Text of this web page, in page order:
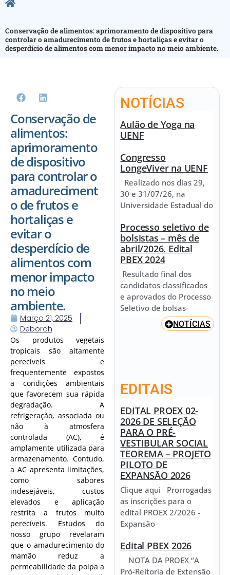
Conservação de alimentos: aprimoramento de dispositivo para
controlar o amadurecimento de frutos e hortaliças e evitar o
desperdício de alimentos com menor impacto no meio ambiente.
Conservação de
alimentos:
aprimoramento
de dispositivo
para controlar o
amadureciment
o de frutos e
hortaliças e
evitar o
desperdício de
alimentos com
menor impacto
no meio
ambiente.
Março 21, 2025
Deborah
Os produtos vegetais
tropicais são altamente
perecíveis e
frequentemente expostos
a condições ambientais
que favorecem sua rápida
degradação. A
refrigeração, associada ou
não à atmosfera
controlada (AC), é
amplamente utilizada para
armazenamento. Contudo,
a AC apresenta limitações,
como sabores
indesejáveis, custos
elevados e aplicação
restrita a frutos muito
perecíveis. Estudos do
nosso grupo revelaram
que o amadurecimento do
mamão reduz a
permeabilidade da polpa a
NOTÍCIAS
Aulão de Yoga na
UENF
Congresso
LongeViver na UENF
Realizado nos dias 29,
30 e 31/07/26, na
Universidade Estadual do
Processo seletivo de
bolsistas – mês de
abril/2026. Edital
PBEX 2024
Resultado final dos
candidatos classificados
e aprovados do Processo
Seletivo de bolsas-
NOTÍCIAS
EDITAIS
EDITAL PROEX 02-
2026 DE SELEÇÃO
PARA O PRÉ-
VESTIBULAR SOCIAL
TEOREMA – PROJETO
PILOTO DE
EXPANSÃO 2026
Clique aqui Prorrogadas
as inscrições para o
edital PROEX 2/2026 -
Expansão
Edital PBEX 2026
NOTA DA PROEX “A
Pró-Reitoria de Extensão